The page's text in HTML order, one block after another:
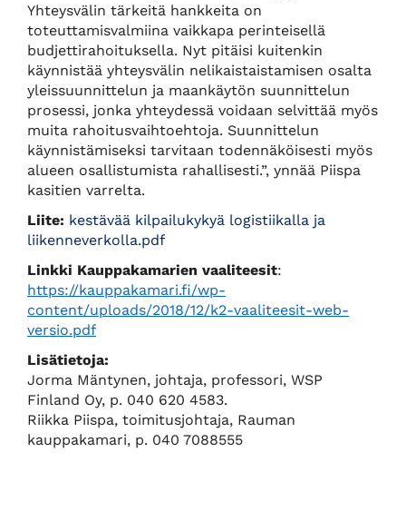
Yhteysvälin tärkeitä hankkeita on
toteuttamisvalmiina vaikkapa perinteisellä
budjettirahoituksella. Nyt pitäisi kuitenkin
käynnistää yhteysvälin nelikaistaistamisen osalta
yleissuunnittelun ja maankäytön suunnittelun
prosessi, jonka yhteydessä voidaan selvittää myös
muita rahoitusvaihtoehtoja. Suunnittelun
käynnistämiseksi tarvitaan todennäköisesti myös
alueen osallistumista rahallisesti.”, ynnää Piispa
kasitien varrelta.
Liite: kestävää kilpailukykyä logistiikalla ja
liikenneverkolla.pdf
Linkki Kauppakamarien vaaliteesit:
https://kauppakamari.fi/wp-
content/uploads/2018/12/k2-vaaliteesit-web-
versio.pdf
Lisätietoja:
Jorma Mäntynen, johtaja, professori, WSP
Finland Oy, p. 040 620 4583.
Riikka Piispa, toimitusjohtaja, Rauman
kauppakamari, p. 040 7088555